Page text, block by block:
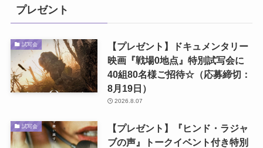
プレゼント
試写会
【プレゼント】ドキュメンタリー
映画『戦場0地点』特別試写会に
40組80名様ご招待☆（応募締切：
8月19日）
2026.8.07
試写会
【プレゼント】『ヒンド・ラジャ
ブの声』トークイベント付き特別